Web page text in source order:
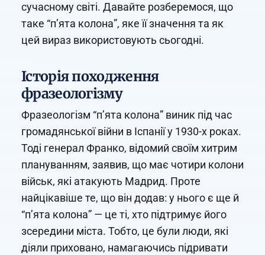
сучасному світі. Давайте розберемося, що
таке “п’ята колона”, яке її значення та як
цей вираз використовують сьогодні.
Історія походження
фразеологізму
Фразеологізм “п’ята колона” виник під час
громадянської війни в Іспанії у 1930-х роках.
Тоді генерал Франко, відомий своїм хитрим
плануванням, заявив, що має чотири колони
військ, які атакують Мадрид. Проте
найцікавіше те, що він додав: у нього є ще й
“п’ята колона” — це ті, хто підтримує його
зсередини міста. Тобто, це були люди, які
діяли приховано, намагаючись підривати